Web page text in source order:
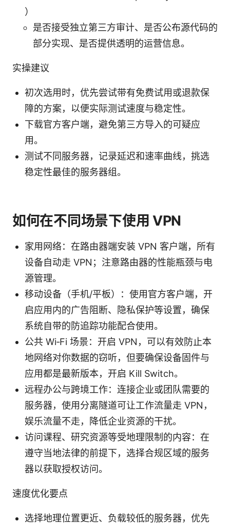
）
是否接受独立第三方审计、是否公布源代码的
部分实现、是否提供透明的运营信息。
实操建议
初次选用时，优先尝试带有免费试用或退款保
障的方案，以便实际测试速度与稳定性。
下载官方客户端，避免第三方导入的可疑应
用。
测试不同服务器，记录延迟和速率曲线，挑选
稳定性最佳的服务器组。
如何在不同场景下使用 VPN
家用网络：在路由器端安装 VPN 客户端，所有
设备自动走 VPN；注意路由器的性能瓶颈与电
源管理。
移动设备（手机/平板）：使用官方客户端，开
启应用内的广告阻断、隐私保护等设置，确保
系统自带的防追踪功能配合使用。
公共 Wi‑Fi 场景：开启 VPN，可以有效防止本
地网络对你数据的窃听，但要确保设备固件与
应用都是最新版本，开启 Kill Switch。
远程办公与跨境工作：连接企业或团队需要的
服务器，使用分离隧道可让工作流量走 VPN，
娱乐流量不走，降低企业资源的干扰。
访问课程、研究资源等受地理限制的内容：在
遵守当地法律的前提下，选择合规区域的服务
器以获取授权访问。
速度优化要点
选择地理位置更近、负载较低的服务器，优先